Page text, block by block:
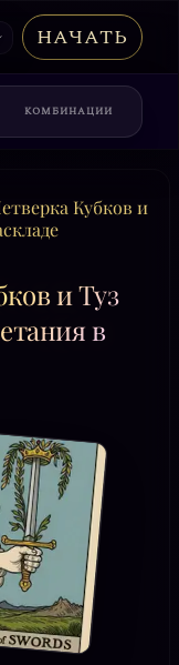
НАЧАТЬ
КОМБИНАЦИИ
Кубков и
и Туз
в